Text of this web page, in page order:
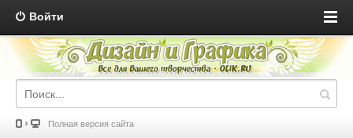
Войти
Полная версия сайта